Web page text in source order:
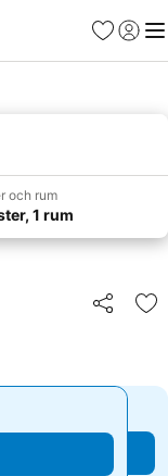
Favoriter
Logga
och rum
1 rum
Dela